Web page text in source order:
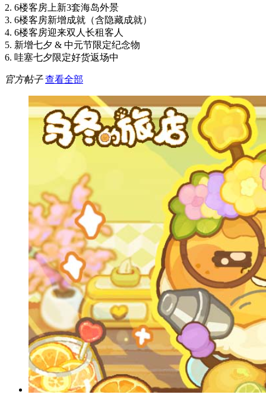
2. 6楼客房上新3套海岛外景
3. 6楼客房新增成就（含隐藏成就）
4. 6楼客房迎来双人长租客人
5. 新增七夕 & 中元节限定纪念物
6. 哇塞七夕限定好货返场中
官方帖子 查看全部